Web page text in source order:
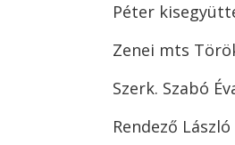
Péter
Zenei mts
Szerk. Szabó
Rendező